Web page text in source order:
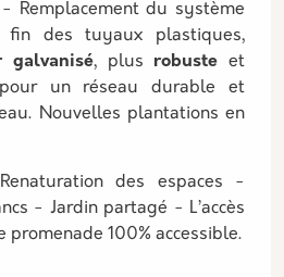
- Remplacement du système
fin des tuyaux plastiques,
galvanisé, plus robuste et
un réseau durable et
Nouvelles plantations en
des espaces -
- Jardin partagé - L’accès
promenade 100% accessible.